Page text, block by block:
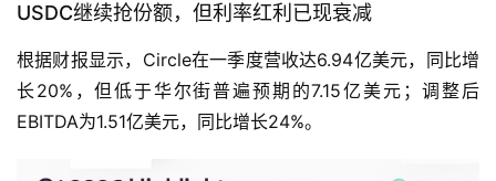
USDC继续抢份额，但利率红利已现衰减
根据财报显示，Circle在一季度营收达6.94亿美元，同比增
长20%，但低于华尔街普遍预期的7.15亿美元；调整后
EBITDA为1.51亿美元，同比增长24%。